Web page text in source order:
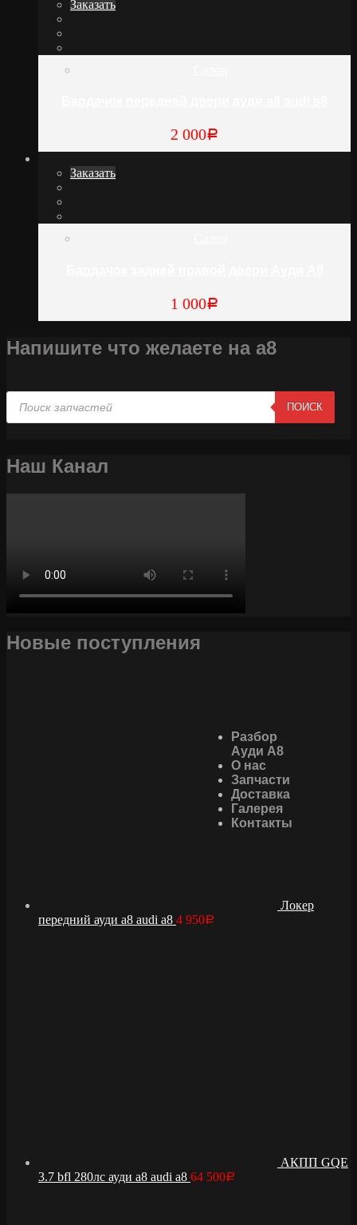
ОсновноеРазбор
Ауди А8
О нас
Запчасти
Доставка
Галерея
Контакты
Заказать
2 000Р
Заказать
1 000Р
Напишите что желаете на а8
Поиск
товаров
ПОИСК
Наш Канал
Новые поступления
Локер
передний ауди а8 audi a8 4 950Р
АКПП GQE
3.7 bfl 280лс ауди а8 audi a8 64 500Р